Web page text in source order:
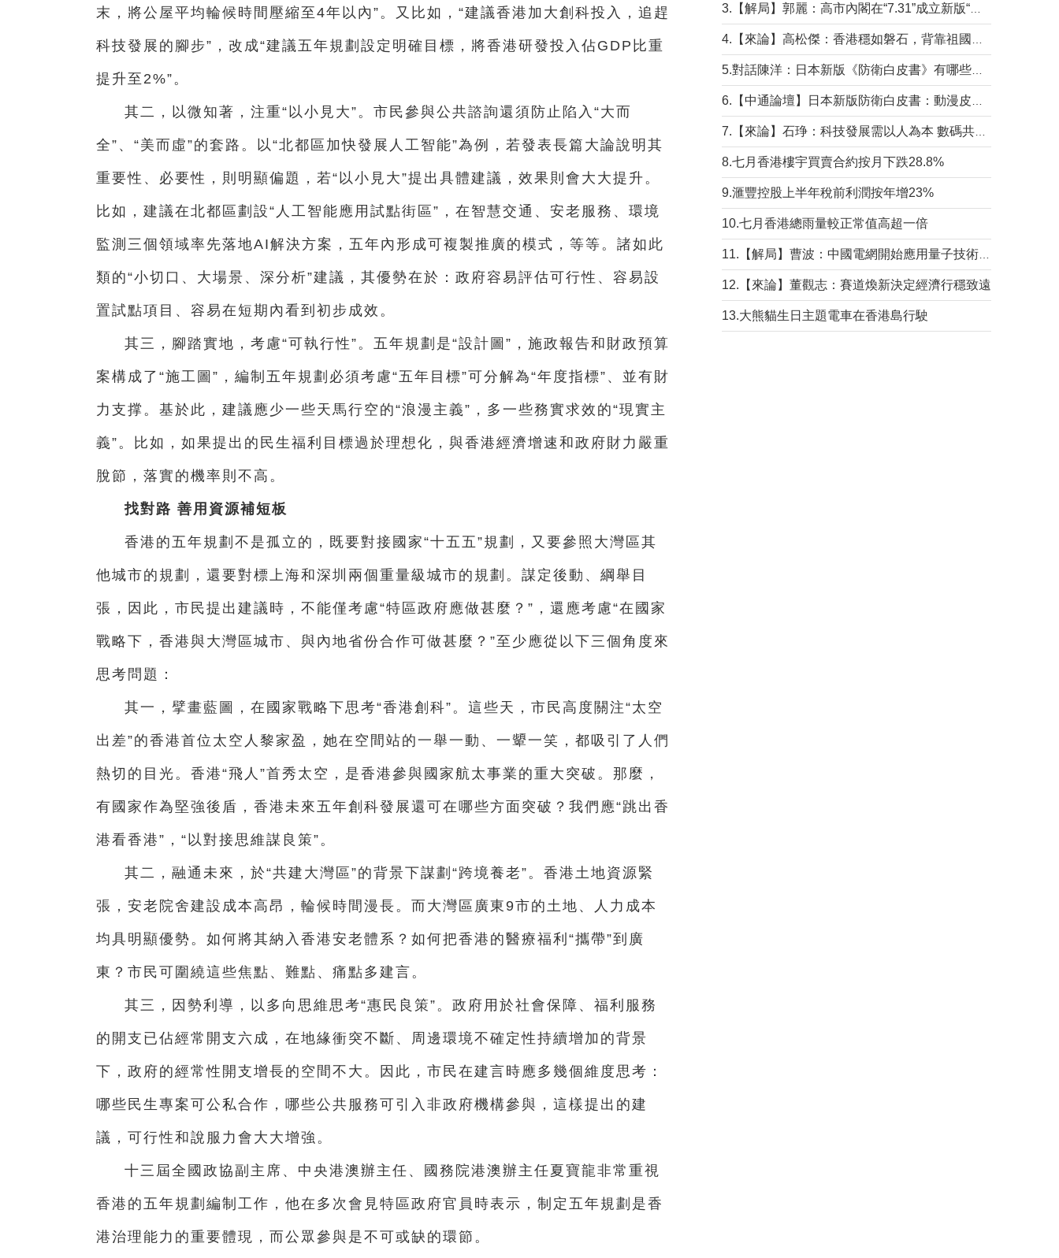
末，將公屋平均輪候時間壓縮至4年以內”。又比如，“建議香港加大創科投入，追趕
科技發展的腳步”，改成“建議五年規劃設定明確目標，將香港研發投入佔GDP比重
提升至2%”。
其二，以微知著，注重“以小見大”。市民參與公共諮詢還須防止陷入“大而
全”、“美而虛”的套路。以“北都區加快發展人工智能”為例，若發表長篇大論說明其
重要性、必要性，則明顯偏題，若“以小見大”提出具體建議，效果則會大大提升。
比如，建議在北都區劃設“人工智能應用試點街區”，在智慧交通、安老服務、環境
監測三個領域率先落地AI解決方案，五年內形成可複製推廣的模式，等等。諸如此
類的“小切口、大場景、深分析”建議，其優勢在於：政府容易評估可行性、容易設
置試點項目、容易在短期內看到初步成效。
其三，腳踏實地，考慮“可執行性”。五年規劃是“設計圖”，施政報告和財政預算
案構成了“施工圖”，編制五年規劃必須考慮“五年目標”可分解為“年度指標”、並有財
力支撑。基於此，建議應少一些天馬行空的“浪漫主義”，多一些務實求效的“現實主
義”。比如，如果提出的民生福利目標過於理想化，與香港經濟增速和政府財力嚴重
脫節，落實的機率則不高。
找對路 善用資源補短板
香港的五年規劃不是孤立的，既要對接國家“十五五”規劃，又要參照大灣區其
他城市的規劃，還要對標上海和深圳兩個重量級城市的規劃。謀定後動、綱舉目
張，因此，市民提出建議時，不能僅考慮“特區政府應做甚麼？”，還應考慮“在國家
戰略下，香港與大灣區城市、與內地省份合作可做甚麼？”至少應從以下三個角度來
思考問題：
其一，擘畫藍圖，在國家戰略下思考“香港創科”。這些天，市民高度關注“太空
出差”的香港首位太空人黎家盈，她在空間站的一舉一動、一顰一笑，都吸引了人們
熱切的目光。香港“飛人”首秀太空，是香港參與國家航太事業的重大突破。那麼，
有國家作為堅強後盾，香港未來五年創科發展還可在哪些方面突破？我們應“跳出香
港看香港”，“以對接思維謀良策”。
其二，融通未來，於“共建大灣區”的背景下謀劃“跨境養老”。香港土地資源緊
張，安老院舍建設成本高昂，輪候時間漫長。而大灣區廣東9市的土地、人力成本
均具明顯優勢。如何將其納入香港安老體系？如何把香港的醫療福利“攜帶”到廣
東？市民可圍繞這些焦點、難點、痛點多建言。
其三，因勢利導，以多向思維思考“惠民良策”。政府用於社會保障、福利服務
的開支已佔經常開支六成，在地緣衝突不斷、周邊環境不確定性持續增加的背景
下，政府的經常性開支增長的空間不大。因此，市民在建言時應多幾個維度思考：
哪些民生專案可公私合作，哪些公共服務可引入非政府機構參與，這樣提出的建
議，可行性和說服力會大大增強。
十三屆全國政協副主席、中央港澳辦主任、國務院港澳辦主任夏寶龍非常重視
香港的五年規劃編制工作，他在多次會見特區政府官員時表示，制定五年規劃是香
港治理能力的重要體現，而公眾參與是不可或缺的環節。
8.七月香港樓宇買賣合約按月下跌28.8%
9.滙豐控股上半年稅前利潤按年增23%
10.七月香港總雨量較正常值高超一倍
12.【來論】董觀志：賽道煥新決定經濟行穩致遠
13.大熊貓生日主題電車在香港島行駛